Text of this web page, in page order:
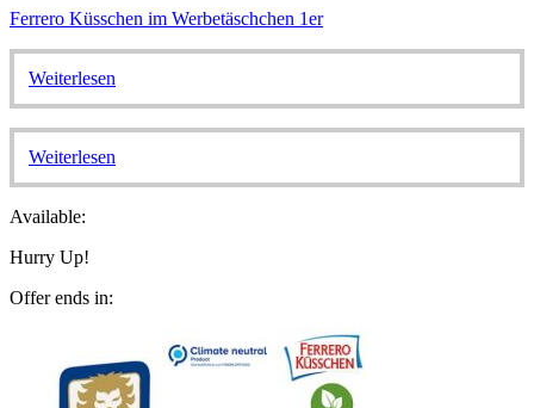
Ferrero Küsschen im Werbetäschchen 1er
Weiterlesen
Weiterlesen
Available:
Hurry Up!
Offer ends in: